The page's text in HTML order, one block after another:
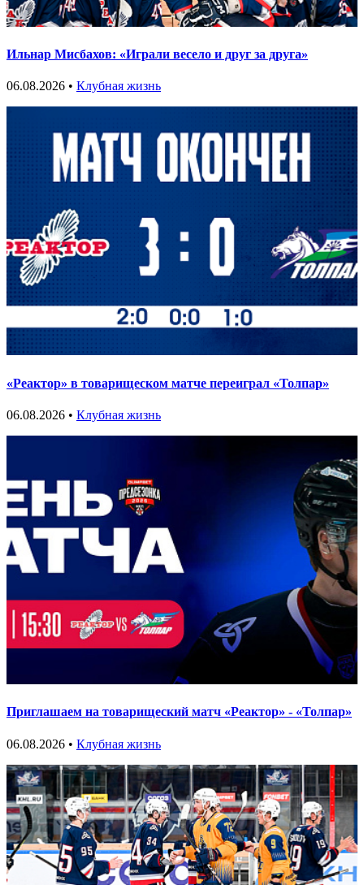
Ильнар Мисбахов: «Играли весело и друг за друга»
06.08.2026 • Клубная жизнь
«Реактор» в товарищеском матче переиграл «Толпар»
06.08.2026 • Клубная жизнь
Приглашаем на товарищеский матч «Реактор» - «Толпар»
06.08.2026 • Клубная жизнь